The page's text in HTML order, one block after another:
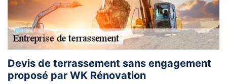
Devis de terrassement sans engagement
proposé par WK Rénovation